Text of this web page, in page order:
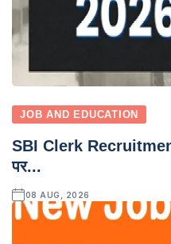
JOB AND EDUCATION
SBI Clerk
पर...
08 AUG, 2026